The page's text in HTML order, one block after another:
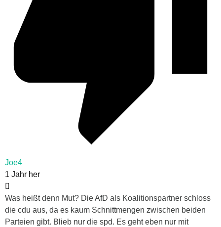
Joe4
1 Jahr her
Was heißt denn Mut? Die AfD als Koalitionspartner schloss
die cdu aus, da es kaum Schnittmengen zwischen beiden
Parteien gibt. Blieb nur die spd. Es geht eben nur mit